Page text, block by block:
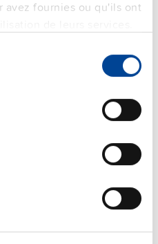
avez fournies ou qu'ils ont